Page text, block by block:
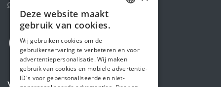
ENGLISH
Deze website maakt
gebruik van cookies.
Wij gebruiken cookies om de
gebruikerservaring te verbeteren en voor
advertentiepersonalisatie. Wij maken
gebruik van cookies en mobiele advertentie-
ID's voor gepersonaliseerde en niet-